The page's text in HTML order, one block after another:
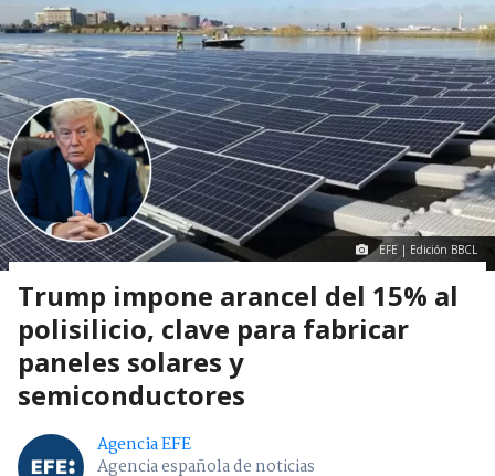
EFE | Edición BBCL
Trump impone arancel del 15% al
polisilicio, clave para fabricar
paneles solares y
semiconductores
Agencia EFE
Agencia española de noticias